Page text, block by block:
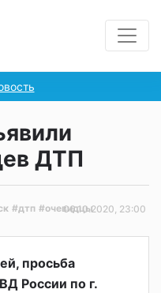
ДТП
#дтп #очевидцы
06.10.2020, 23:00
просьба
России по г.